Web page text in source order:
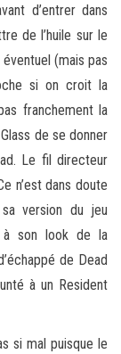
d’entrer dans
de l’huile sur le
(mais pas
si on croit la
franchement la
de se donner
Le fil directeur
n’est dans doute
version du jeu
à son look de la
de Dead
à un Resident
si mal puisque le